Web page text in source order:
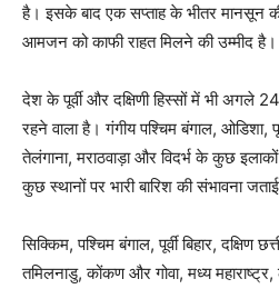
है। इसके बाद एक सप्ताह के भीतर मानसून
आमजन को काफी राहत मिलने की उम्मीद है।
देश के पूर्वी और दक्षिणी हिस्सों में भी अगले
रहने वाला है। गंगीय पश्चिम बंगाल,
तेलंगाना, मराठवाड़ा और विदर्भ के कुछ
कुछ स्थानों पर भारी बारिश की संभावना
सिक्किम, पश्चिम बंगाल, पूर्वी बिहार, दक्षिण
तमिलनाडु, कोंकण और गोवा, मध्य महाराष्ट्र,